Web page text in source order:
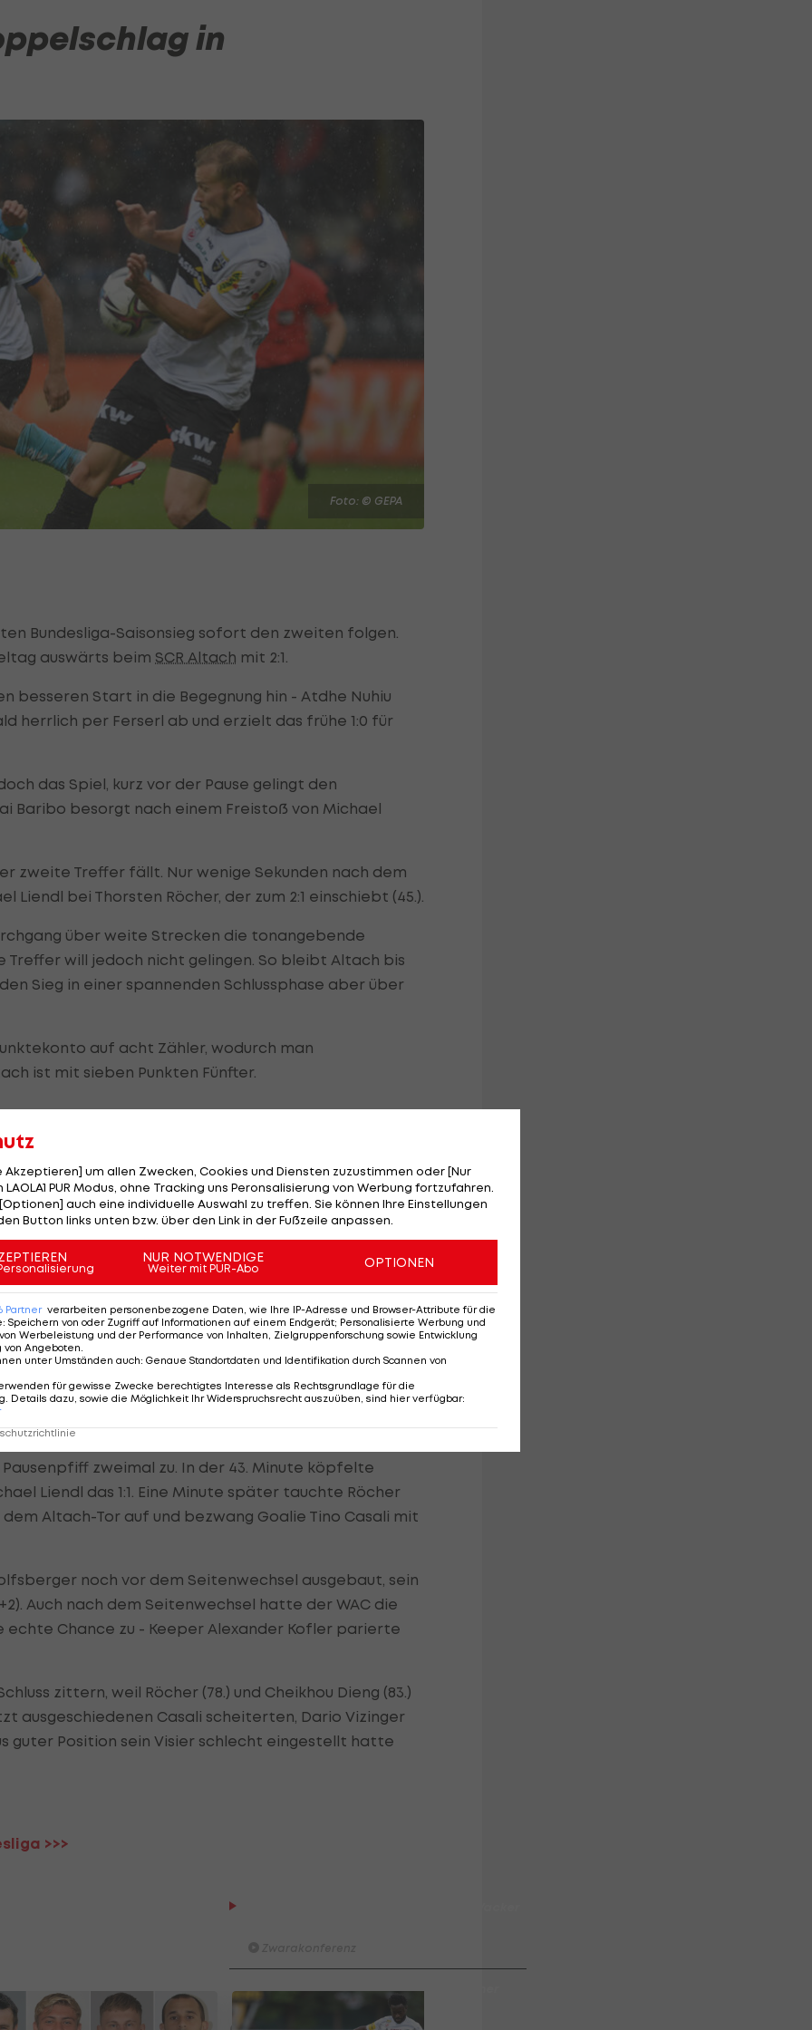
in
Foto: © GEPA
Bundesliga-Saisonsieg sofort den zweiten folgen.
auswärts beim SCR Altach mit 2:1.
besseren Start in die Begegnung hin - Atdhe Nuhiu
herrlich per Ferserl ab und erzielt das frühe 1:0 für
das Spiel, kurz vor der Pause gelingt den
Baribo besorgt nach einem Freistoß von Michael
zweite Treffer fällt. Nur wenige Sekunden nach dem
Liendl bei Thorsten Röcher, der zum 2:1 einschiebt (45.).
über weite Strecken die tonangebende
will jedoch nicht gelingen. So bleibt Altach bis
Sieg in einer spannenden Schlussphase aber über
auf acht Zähler, wodurch man
ist mit sieben Punkten Fünfter.
wurden dafür schon nach knapp fünf Minuten belohnt.
Nuhiu gab dem Ball mit einem Fersler die
das Kommando. Zunächst fanden Schüsse von
Kopfball von Dominik Baumgartner (40.) nicht das Ziel,
zweimal zu. In der 43. Minute köpfelte
Liendl das 1:1. Eine Minute später tauchte Röcher
Altach-Tor auf und bezwang Goalie Tino Casali mit
noch vor dem Seitenwechsel ausgebaut, sein
Auch nach dem Seitenwechsel hatte der WAC die
echte Chance zu - Keeper Alexander Kofler parierte
zittern, weil Röcher (78.) und Cheikhou Dieng (83.)
ausgeschiedenen Casali scheiterten, Dario Vizinger
guter Position sein Visier schlecht eingestellt hatte
>>>
Am Stammtisch bei Andy Ogris: Christopher
Knett
Akzeptieren] um allen Zwecken, Cookies und Diensten zuzustimmen oder [Nur
PUR Modus, ohne Tracking uns Peronsalisierung von Werbung fortzufahren.
auch eine individuelle Auswahl zu treffen. Sie können Ihre Einstellungen
Button links unten bzw. über den Link in der Fußzeile anpassen.
NUR NOTWENDIGE
Weiter mit PUR-Abo OPTIONEN
Partner verarbeiten personenbezogene Daten, wie Ihre IP-Adresse und Browser-Attribute für die
: Speichern von oder Zugriff auf Informationen auf einem Endgerät; Personalisierte Werbung und
Werbeleistung und der Performance von Inhalten, Zielgruppenforschung sowie Entwicklung
von Angeboten.
unter Umständen auch: Genaue Standortdaten und Identifikation durch Scannen von
für gewisse Zwecke berechtigtes Interesse als Rechtsgrundlage für die
Details dazu, sowie die Möglichkeit Ihr Widerspruchsrecht auszuüben, sind hier verfügbar: